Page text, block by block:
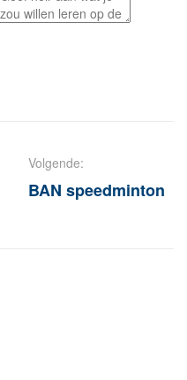
Volgende:
BAN speedminton